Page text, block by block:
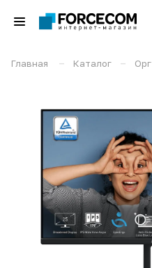
Главная – Каталог –